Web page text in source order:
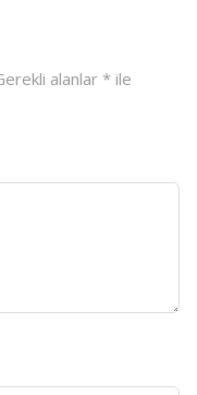
alanlar * ile